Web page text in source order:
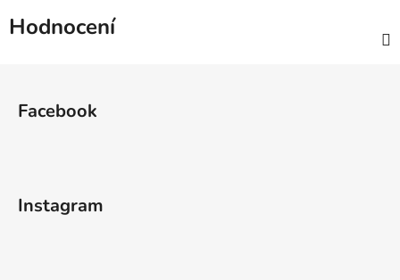
Hodnocení
Facebook
Instagram